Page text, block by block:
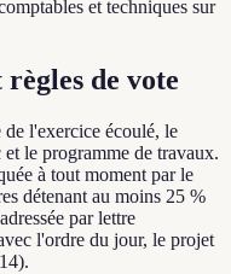
et techniques sur
règles de vote
l'exercice écoulé, le
le programme de travaux.
à tout moment par le
détenant au moins 25 %
par lettre
l'ordre du jour, le projet